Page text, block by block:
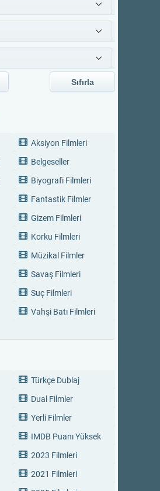
Sıfırla
Aksiyon Filmleri
Belgeseller
Biyografi Filmleri
Fantastik Filmler
Gizem Filmleri
Korku Filmleri
Müzikal Filmler
Savaş Filmleri
Suç Filmleri
Vahşi Batı Filmleri
Türkçe Dublaj
Dual Filmler
Yerli Filmler
IMDB Puanı Yüksek
2023 Filmleri
2021 Filmleri